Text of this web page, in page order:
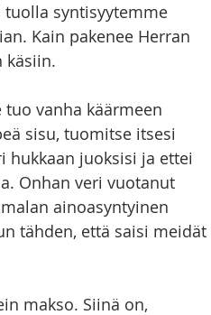
syntisyytemme
Kain pakenee Herran
käsiin.
vanha käärmeen
sisu, tuomitse itsesi
hukkaan juoksisi ja ettei
Onhan veri vuotanut
ainoasyntyinen
tähden, että saisi meidät
makso. Siinä on,